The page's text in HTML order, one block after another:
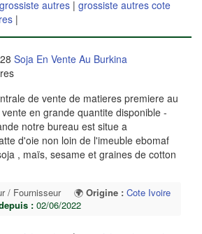
grossiste autres | grossiste autres cote
|
Soja En Vente Au Burkina
de vente de matieres premiere au
en grande quantite disponible -
notre bureau est situe a
d'oie non loin de l'imeuble ebomaf
, maïs, sesame et graines de cotton
/ Fournisseur 🌍 Origine : Cote Ivoire
: 02/06/2022